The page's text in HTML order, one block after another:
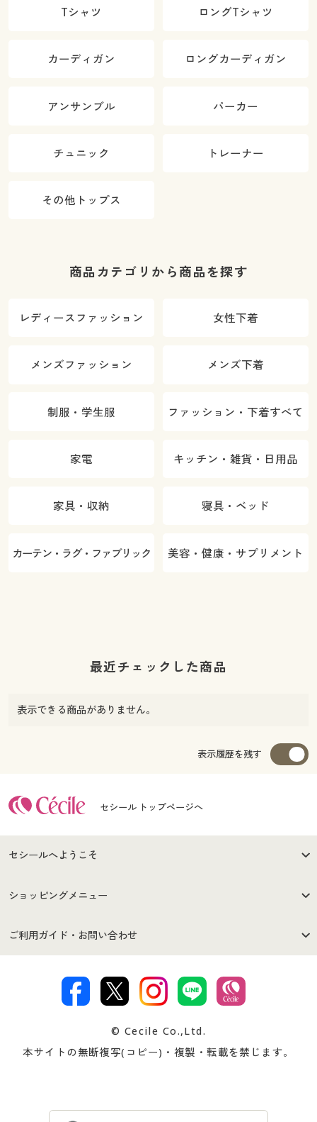
Tシャツ ロングTシャツ
カーディガン ロングカーディガン
アンサンブル パーカー
チュニック トレーナー
その他トップス
商品カテゴリから商品を探す
レディースファッション 女性下着
メンズファッション メンズ下着
制服・学生服 ファッション・下着すべて
家電 キッチン・雑貨・日用品
家具・収納 寝具・ベッド
カーテン・ラグ・ファブリック 美容・健康・サプリメント
最近チェックした商品
表示できる商品がありません。
表示履歴を残す
セシール トップページへ
セシールへようこそ
はじめての方へ
セシールご利用規約
著作権・商標について 会社案内
ショッピングメニュー
商品カテゴリ
プレゼント＆キャンペーン サイトマップ
ご利用ガイド・お問い合わせ
交換・返品は お支払は
ついて
忘れの場合
© Cecile Co.,Ltd.
本サイトの無断複写(コピー)・複製・転載を禁じます。